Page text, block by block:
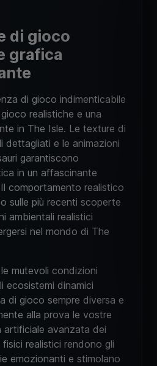
di gioco
grafica
di gioco indimenticabile
realistiche e una
in The Isle. Le texture di
dettagliati e le animazioni
garantiscono
in un affascinante
comportamento realistico
sulle più recenti scoperte
ambientali realistici
nel mondo di The
mutevoli condizioni
ecosistemi dinamici
di gioco sempre diversa e
alla prova le vostre
artificiale avanzata dei
realistici rendono gli
emozionanti e stimolano